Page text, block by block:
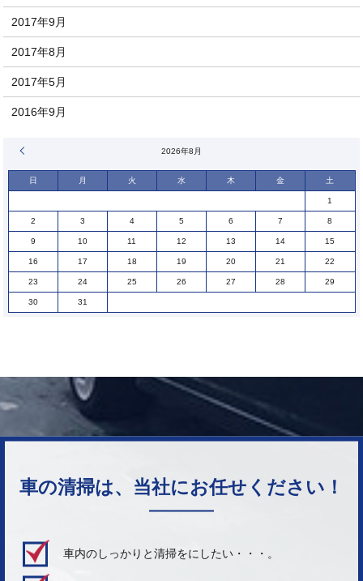
2017年9月
2017年8月
2017年5月
2016年9月
2026年8月
日 月 火 水 木 金 土
1
2 3 4 5 6 7 8
9 10 11 12 13 14 15
16 17 18 19 20 21 22
23 24 25 26 27 28 29
30 31
車の清掃は、当社にお任せください！
車内のしっかりと清掃をにしたい・・・。